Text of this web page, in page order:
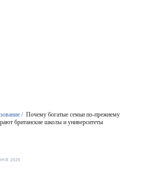
/ Почему богатые семьи по-прежнему
британские школы и университеты
2026